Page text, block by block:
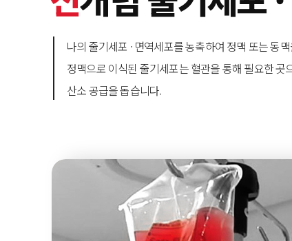
나의 줄기세포 · 면역세포를 농축하여 정맥 또는 동
정맥으로 이식된 줄기세포는 혈관을 통해 필요한
산소 공급을 돕습니다.